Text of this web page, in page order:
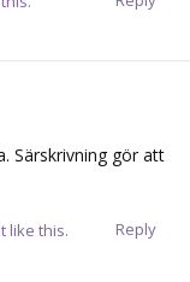
Särskrivning gör att
Reply
like this.